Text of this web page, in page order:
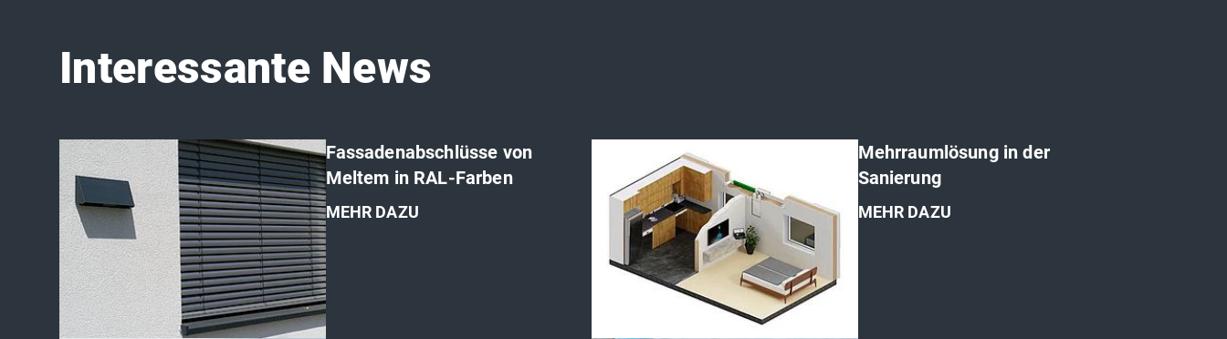
Interessante News
'
Fassadenabschlüsse von
Meltem in RAL-Farben
MEHR DAZU
Mehrraumlösung in der
Sanierung
MEHR DAZU